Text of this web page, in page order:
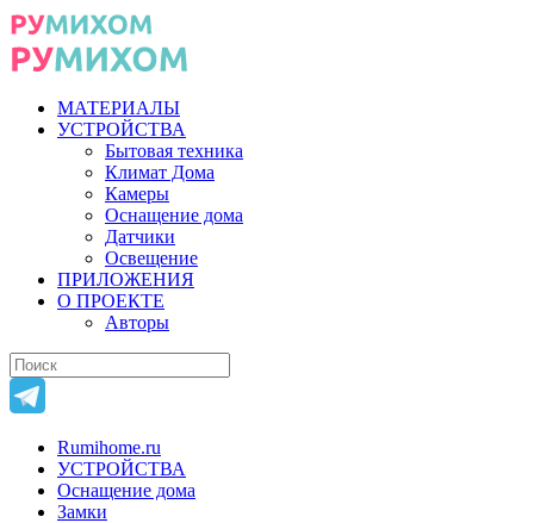
МАТЕРИАЛЫ
УСТРОЙСТВА
Бытовая техника
Климат Дома
Камеры
Оснащение дома
Датчики
Освещение
ПРИЛОЖЕНИЯ
О ПРОЕКТЕ
Авторы
Rumihome.ru
УСТРОЙСТВА
Оснащение дома
Замки